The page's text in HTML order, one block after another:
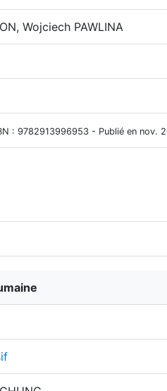
Wojciech PAWLINA
: 9782913996953 - Publié en nov.